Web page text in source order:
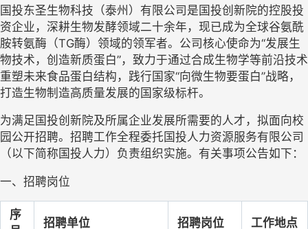
国投东圣生物科技（泰州）有限公司是国投创新院的控股投
资企业 ， 深耕生物发酵领域二十余年 ，现已成为全球谷氨酰
胺转氨酶（TG酶）领域的领军者。公司核心使命为“发展生
物技术，创造新质蛋白”，致力于通过合成生物学等前沿技术
重塑未来食品蛋白结构，践行国家“向微生物要蛋白”战略，
打造生物制造高质量发展的国家级标杆。
为满足国投创新院及所属企业发展所需要的人才，拟面向校
园公开招聘。 招聘工作全程委托国投人力资源服务有限公司
（以下简称国投人力）负责组织实施。有关事项公告如下：
一、 招聘岗位
序
招聘单位 招聘岗位 工作地点